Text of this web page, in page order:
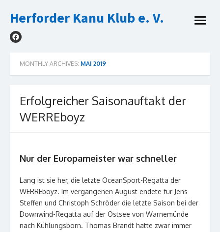
to
Herforder Kanu Klub e. V.
open
MONTHLY ARCHIVES: MAI 2019
Erfolgreicher Saisonauftakt der
WERREboyz
Nur der Europameister war schneller
Lang ist sie her, die letzte OceanSport-Regatta der
WERREboyz. Im vergangenen August endete für Jens
Steffen und Christoph Schröder die letzte Saison bei der
Downwind-Regatta auf der Ostsee von Warnemünde
nach Kühlungsborn. Thomas Brandt hatte zwar immer